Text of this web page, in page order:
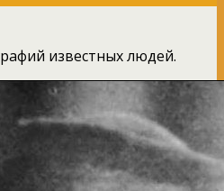
известных людей.